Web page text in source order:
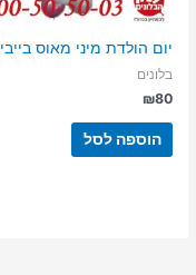
יום הולדת מיני מאוס בייבי
בלונים
₪80
הוספה לסל